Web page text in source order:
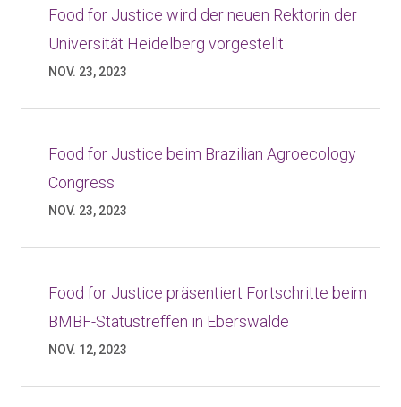
Food for Justice wird der neuen Rektorin der
Universität Heidelberg vorgestellt
NOV. 23, 2023
Food for Justice beim Brazilian Agroecology
Congress
NOV. 23, 2023
Food for Justice präsentiert Fortschritte beim
BMBF-Statustreffen in Eberswalde
NOV. 12, 2023